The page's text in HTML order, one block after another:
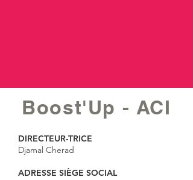
Boost'Up - ACI
DIRECTEUR-TRICE
Djamal Cherad
ADRESSE SIÈGE SOCIAL